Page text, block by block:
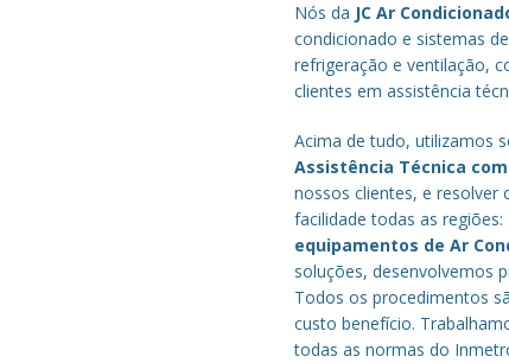
Nós da JC Ar
condicionado e sistemas
refrigeração e ventilação,
clientes em assistência
Acima de tudo, utilizamos
Assistência Técnica
nossos clientes, e
facilidade todas as regiões:
equipamentos de Ar
soluções, desenvolvemos
Todos os procedimentos
custo benefício.
todas as normas do